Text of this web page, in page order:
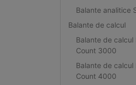
Balante analitice
Balante de calcul
Balante de calcul
Count 3000
Balante de calcul
Count 4000